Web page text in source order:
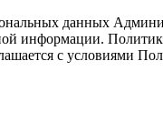
данных
информации.
с условиями